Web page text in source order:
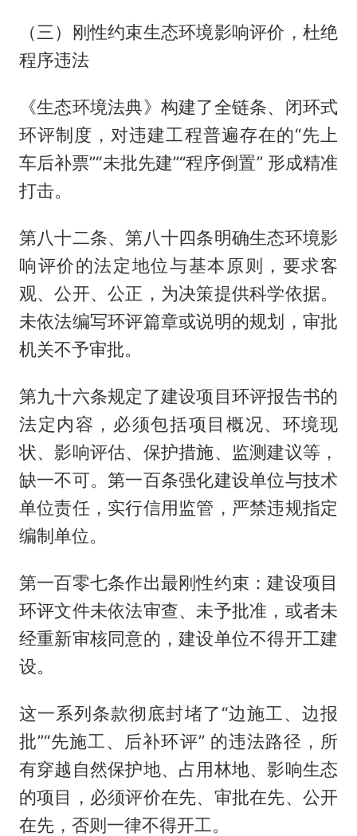
（三）刚性约束生态环境影响评价，杜绝
程序违法
《生态环境法典》构建了全链条、闭环式
环评制度，对违建工程普遍存在的“先上
车后补票”“未批先建”“程序倒置” 形成精准
打击。
第八十二条、第八十四条明确生态环境影
响评价的法定地位与基本原则，要求客
观、公开、公正，为决策提供科学依据。
未依法编写环评篇章或说明的规划，审批
机关不予审批。
第九十六条规定了建设项目环评报告书的
法定内容，必须包括项目概况、环境现
状、影响评估、保护措施、监测建议等，
缺一不可。第一百条强化建设单位与技术
单位责任，实行信用监管，严禁违规指定
编制单位。
第一百零七条作出最刚性约束：建设项目
环评文件未依法审查、未予批准，或者未
经重新审核同意的，建设单位不得开工建
设。
这一系列条款彻底封堵了“边施工、边报
批”“先施工、后补环评” 的违法路径，所
有穿越自然保护地、占用林地、影响生态
的项目，必须评价在先、审批在先、公开
在先，否则一律不得开工。